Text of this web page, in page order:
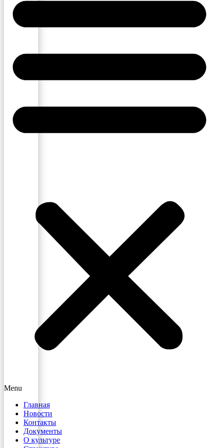
Menu
Главная
Новости
Контакты
Документы
О культуре